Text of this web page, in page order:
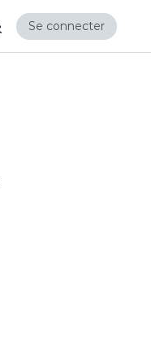
Se connecter